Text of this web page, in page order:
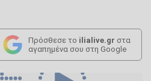
Πρόσθεσε το ilialive.gr στα
αγαπημένα σου στη Google